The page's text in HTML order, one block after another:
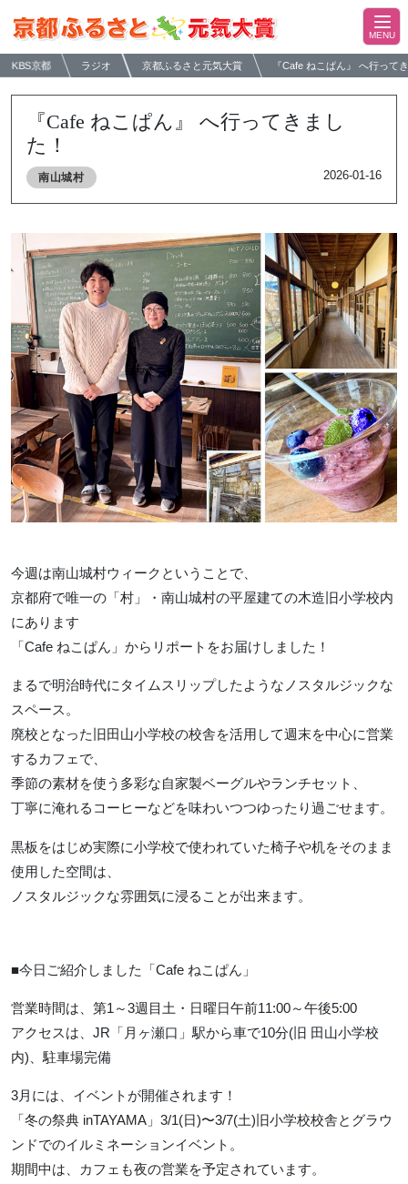
KBS京都 ラジオ 京都ふるさと元気大賞 『Cafe ねこぱん』 へ行って
『Cafe ねこぱん』 へ行ってきまし
た！
南山城村 2026-01-16
今週は南山城村ウィークということで、
京都府で唯一の「村」・南山城村の平屋建ての木造旧小学校内
にあります
「Cafe ねこぱん」からリポートをお届けしました！
まるで明治時代にタイムスリップしたようなノスタルジックな
スペース。
廃校となった旧田山小学校の校舎を活用して週末を中心に営業
するカフェで、
季節の素材を使う多彩な自家製ベーグルやランチセット、
丁寧に淹れるコーヒーなどを味わいつつゆったり過ごせます。
黒板をはじめ実際に小学校で使われていた椅子や机をそのまま
使用した空間は、
ノスタルジックな雰囲気に浸ることが出来ます。
■今日ご紹介しました「Cafe ねこぱん」
営業時間は、第1～3週目土・日曜日午前11:00～午後5:00
アクセスは、JR「月ヶ瀬口」駅から車で10分(旧 田山小学校
内)、駐車場完備
3月には、イベントが開催されます！
「冬の祭典 inTAYAMA」3/1(日)〜3/7(土)旧小学校校舎とグラウ
ンドでのイルミネーションイベント。
期間中は、カフェも夜の営業を予定されています。